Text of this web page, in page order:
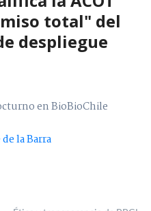
total" del
despliegue
en BioBioChile
la Barra